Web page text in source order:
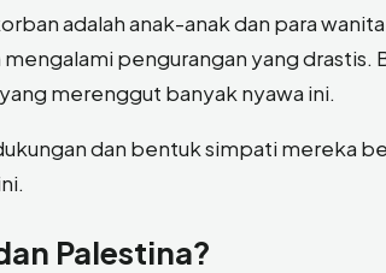
adalah anak-anak dan para
pengurangan yang drastis.
merenggut banyak nyawa ini.
dan bentuk simpati mereka
Palestina?